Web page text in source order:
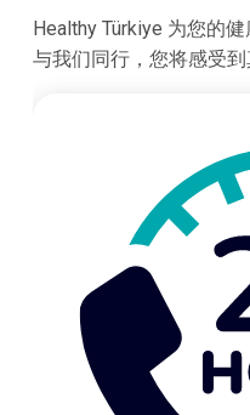
Healthy Türkiye 为您的
与我们同行，您将感受到